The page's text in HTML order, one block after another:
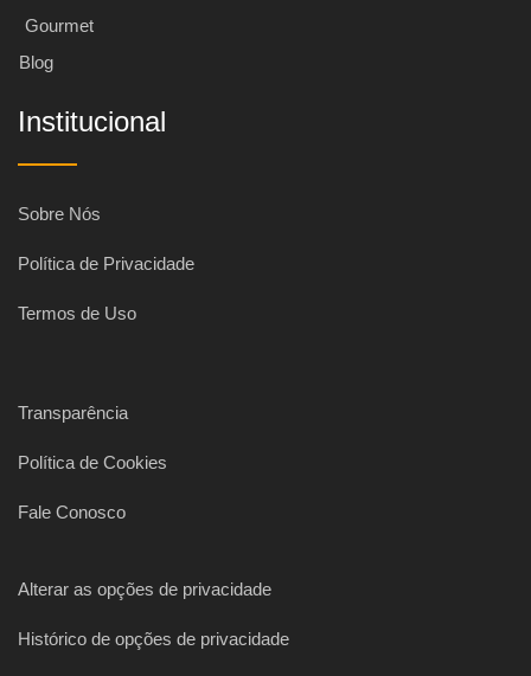
Gourmet
Blog
Institucional
Sobre Nós
Política de Privacidade
Termos de Uso
Transparência
Política de Cookies
Fale Conosco
Alterar as opções de privacidade
Histórico de opções de privacidade